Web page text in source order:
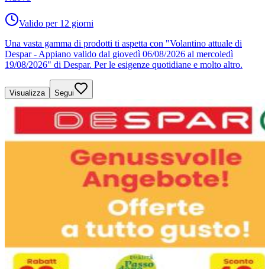
Valido per 12 giorni
Una vasta gamma di prodotti ti aspetta con "Volantino attuale di
Despar - Appiano valido dal giovedì 06/08/2026 al mercoledì
19/08/2026" di Despar. Per le esigenze quotidiane e molto altro.
Visualizza Segui